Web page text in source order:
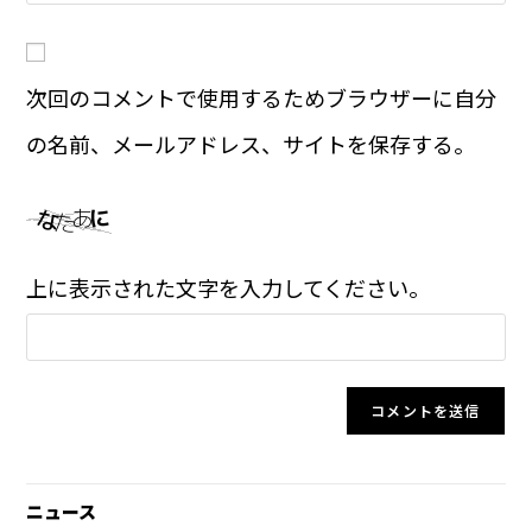
次回のコメントで使用するためブラウザーに自分
の名前、メールアドレス、サイトを保存する。
上に表示された文字を入力してください。
ニュース